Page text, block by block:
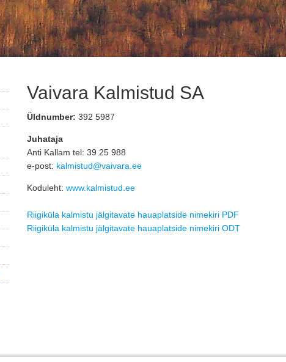
Vaivara Kalmistud SA
Üldnumber: 392 5987
Juhataja
Anti Kallam tel: 39 25 988
e-post: kalmistud@vaivara.ee
Koduleht: www.kalmistud.ee
Riigiküla kalmistu jälgitavate hauaplatside nimekiri PDF
Riigiküla kalmistu jälgitavate hauaplatside nimekiri ODT